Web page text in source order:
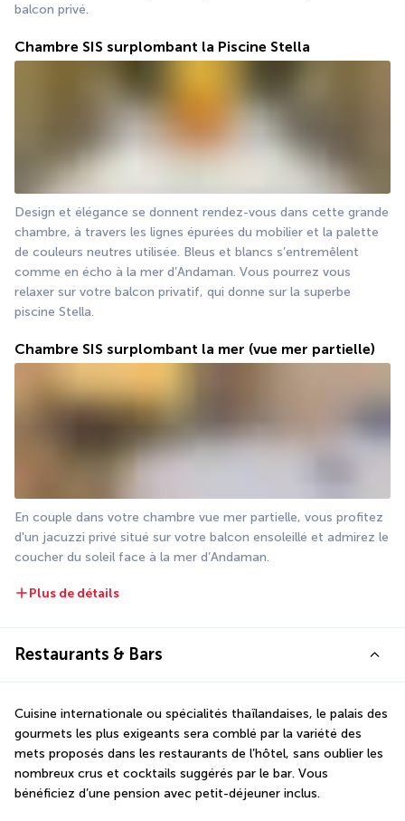
balcon privé.
Chambre SIS surplombant la Piscine Stella
Design et élégance se donnent rendez-vous dans cette grande
chambre, à travers les lignes épurées du mobilier et la palette
de couleurs neutres utilisée. Bleus et blancs s’entremêlent
comme en écho à la mer d’Andaman. Vous pourrez vous
relaxer sur votre balcon privatif, qui donne sur la superbe
piscine Stella.
Chambre SIS surplombant la mer (vue mer partielle)
En couple dans votre chambre vue mer partielle, vous profitez
d'un jacuzzi privé situé sur votre balcon ensoleillé et admirez le
coucher du soleil face à la mer d’Andaman.
Plus de détails
Restaurants & Bars
Cuisine internationale ou spécialités thaïlandaises, le palais des
gourmets les plus exigeants sera comblé par la variété des
mets proposés dans les restaurants de l’hôtel, sans oublier les
nombreux crus et cocktails suggérés par le bar. Vous
bénéficiez d’une pension avec petit-déjeuner inclus.